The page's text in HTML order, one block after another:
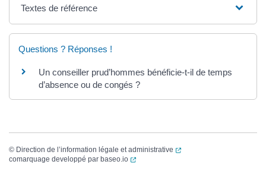
Textes de référence
Questions ? Réponses !
Un conseiller prud’hommes bénéficie-t-il de temps
d’absence ou de congés ?
© Direction de l’information légale et administrative
(ouverture dans un
comarquage developpé par baseo.io (ouverture dans un nouvel onglet)